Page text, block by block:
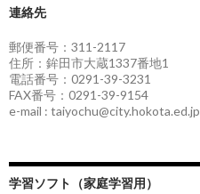
連絡先
郵便番号：311-2117
住所：鉾田市大蔵1337番地1
電話番号：0291-39-3231
FAX番号：0291-39-9154
e-mail : taiyochu@city.hokota.ed.jp
学習ソフト（家庭学習用）